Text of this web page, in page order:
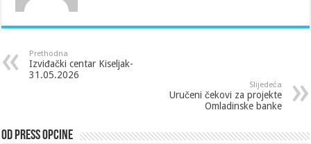
Prethodna
Izviđački centar Kiseljak-
31.05.2026
Slijedeća
Uručeni čekovi za projekte
Omladinske banke
Od Press Opcine